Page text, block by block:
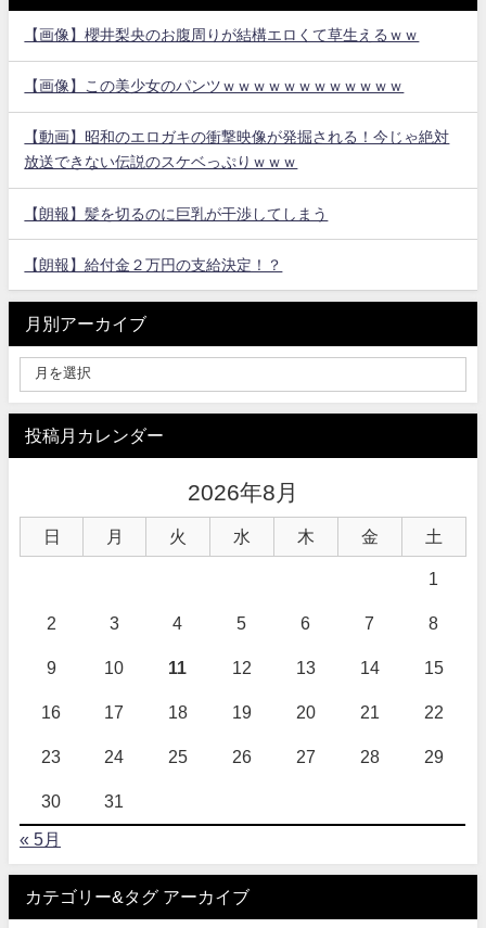
【画像】櫻井梨央のお腹周りが結構エロくて草生えるｗｗ
【画像】この美少女のパンツｗｗｗｗｗｗｗｗｗｗｗｗ
【動画】昭和のエロガキの衝撃映像が発掘される！今じゃ絶対
放送できない伝説のスケベっぷりｗｗｗ
【朗報】髪を切るのに巨乳が干渉してしまう
【朗報】給付金２万円の支給決定！？
月別アーカイブ
投稿月カレンダー
2026年8月
日 月 火 水 木 金 土
1
2 3 4 5 6 7 8
9 10 11 12 13 14 15
16 17 18 19 20 21 22
23 24 25 26 27 28 29
30 31
« 5月
カテゴリー&タグ アーカイブ